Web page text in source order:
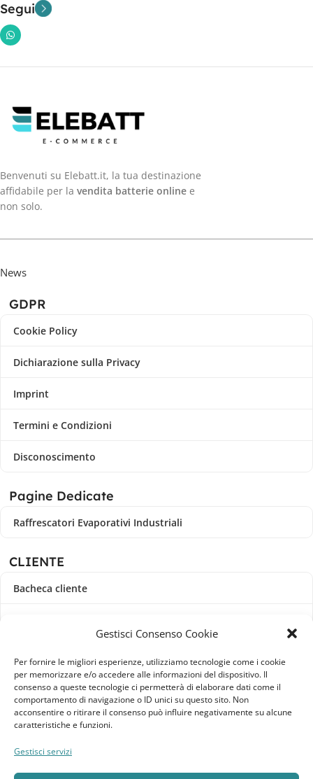
Gestisci Consenso Cookie
Per fornire le migliori esperienze, utilizziamo tecnologie come i cookie
per memorizzare e/o accedere alle informazioni del dispositivo. Il
consenso a queste tecnologie ci permetterà di elaborare dati come il
comportamento di navigazione o ID unici su questo sito. Non
acconsentire o ritirare il consenso può influire negativamente su alcune
caratteristiche e funzioni.
Gestisci servizi
Segui
Benvenuti su Elebatt.it, la tua destinazione
affidabile per la vendita batterie online e
non solo.
News
GDPR
Cookie Policy
Dichiarazione sulla Privacy
Imprint
Termini e Condizioni
Disconoscimento
Pagine Dedicate
Raffrescatori Evaporativi Industriali
CLIENTE
Bacheca cliente
Indirizzi
Metodi di pagamento
Dettagli account